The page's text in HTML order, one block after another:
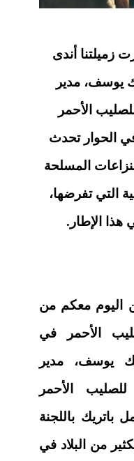
زميلتنا أندى
يوسف، مدير
الأحمر
الحوار تحدث
المسلحة
التي تفرضها،
هذا الإطار.
اليوم معكم من
الأحمر في
يوسف، مدير
الأحمر
باتريك باللجنة
زار الكثير من البلاد في